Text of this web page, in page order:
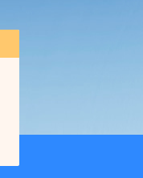
蒸发浓缩赶酸仪ZDGS-8